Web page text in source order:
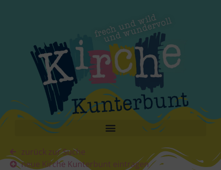
zurück zur Suche
neue Kirche Kunterbunt eintragen